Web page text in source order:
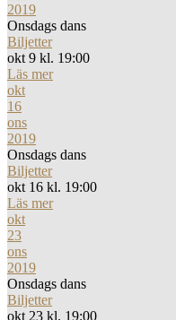
2019
Onsdags dans
Biljetter
okt 9 kl. 19:00
Läs mer
okt
16
ons
2019
Onsdags dans
Biljetter
okt 16 kl. 19:00
Läs mer
okt
23
ons
2019
Onsdags dans
Biljetter
okt 23 kl. 19:00